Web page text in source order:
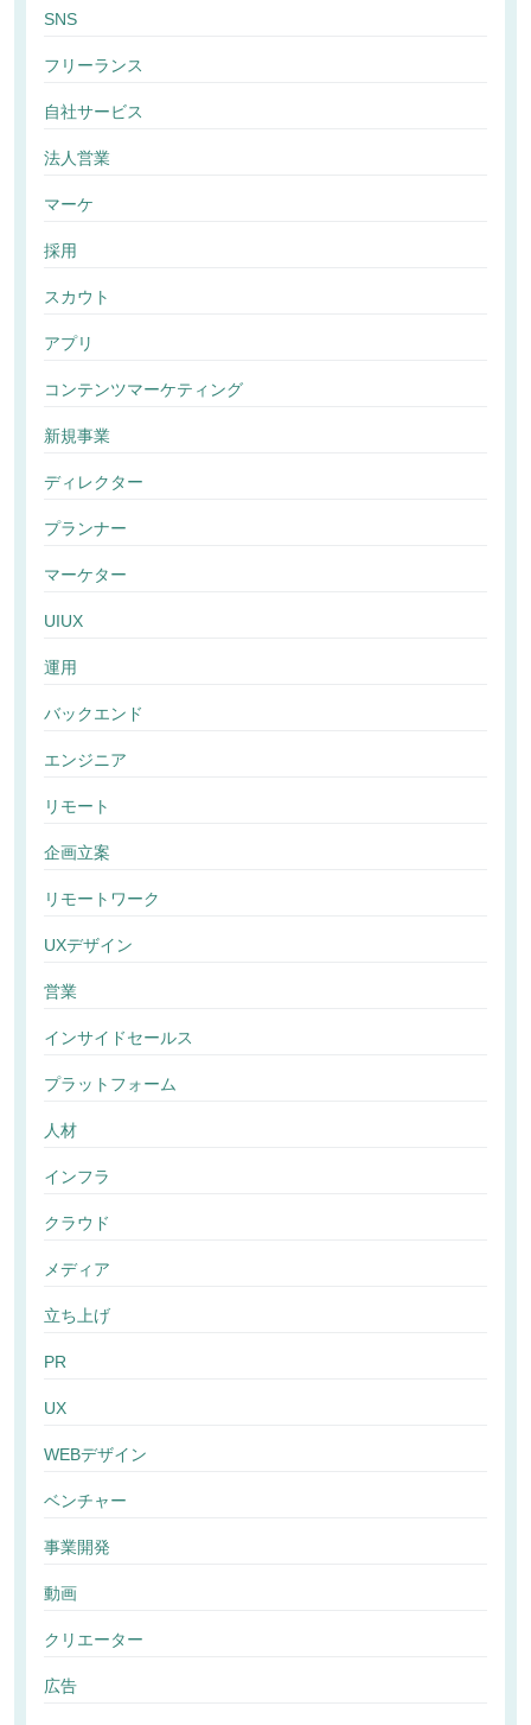
SNS
フリーランス
自社サービス
法人営業
マーケ
採用
スカウト
アプリ
コンテンツマーケティング
新規事業
ディレクター
プランナー
マーケター
UIUX
運用
バックエンド
エンジニア
リモート
企画立案
リモートワーク
UXデザイン
営業
インサイドセールス
プラットフォーム
人材
インフラ
クラウド
メディア
立ち上げ
PR
UX
WEBデザイン
ベンチャー
事業開発
動画
クリエーター
広告